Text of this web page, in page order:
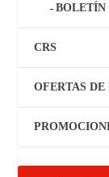
BOLETÍN
CRS
OFERTAS